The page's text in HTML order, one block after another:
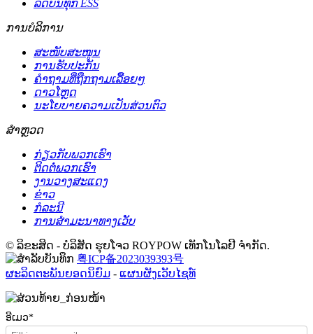
ລົດບັນທຸກ ESS
ການບໍລິການ
ສະໜັບສະໜູນ
ການຮັບປະກັນ
ຄຳຖາມທີ່ຖືກຖາມເລື້ອຍໆ
ດາວໂຫຼດ
ນະໂຍບາຍຄວາມເປັນສ່ວນຕົວ
ສຳຫຼວດ
ກ່ຽວກັບພວກເຮົາ
ຕິດຕໍ່ພວກເຮົາ
ງານວາງສະແດງ
ຂ່າວ
ກໍລະນີ
ການສຳມະນາທາງເວັບ
© ລິຂະສິດ - ບໍລິສັດ ຮຸຍໂຈວ ROYPOW ເທັກໂນໂລຢີ ຈຳກັດ.
粤ICP备2023039393号
ຜະລິດຕະພັນຍອດນິຍົມ - ແຜນຜັງເວັບໄຊທ໌
ອີເມວ*